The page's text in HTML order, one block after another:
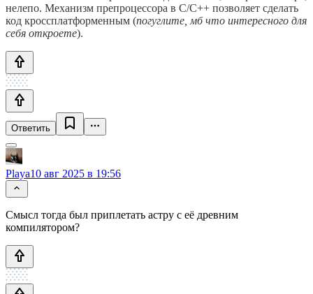
нелепо. Механизм препроцессора в C/C++ позволяет сделать
код кроссплатформенным (погуглите, мб что интересного для
себя откроете).
Ответить
Playa10 авг 2025 в 19:56
Смысл тогда был приплетать астру с её древним
компилятором?